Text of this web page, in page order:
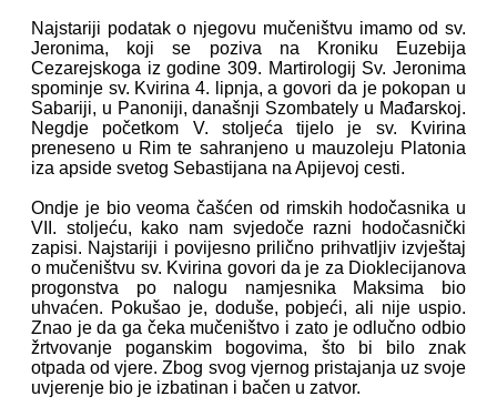
Najstariji podatak o njegovu mučeništvu imamo od sv.
Jeronima, koji se poziva na Kroniku Euzebija
Cezarejskoga iz godine 309. Martirologij Sv. Jeronima
spominje sv. Kvirina 4. lipnja, a govori da je pokopan u
Sabariji, u Panoniji, današnji Szombately u Mađarskoj.
Negdje početkom V. stoljeća tijelo je sv. Kvirina
preneseno u Rim te sahranjeno u mauzoleju Platonia
iza apside svetog Sebastijana na Apijevoj cesti.
Ondje je bio veoma čašćen od rimskih hodočasnika u
VII. stoljeću, kako nam svjedoče razni hodočasnički
zapisi. Najstariji i povijesno prilično prihvatljiv izvještaj
o mučeništvu sv. Kvirina govori da je za Dioklecijanova
progonstva po nalogu namjesnika Maksima bio
uhvaćen. Pokušao je, doduše, pobjeći, ali nije uspio.
Znao je da ga čeka mučeništvo i zato je odlučno odbio
žrtvovanje poganskim bogovima, što bi bilo znak
otpada od vjere. Zbog svog vjernog pristajanja uz svoje
uvjerenje bio je izbatinan i bačen u zatvor.